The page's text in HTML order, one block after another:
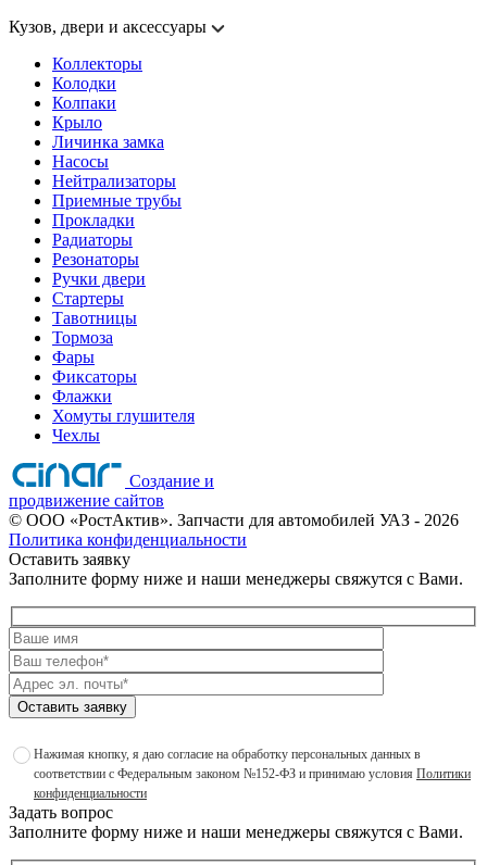
Кузов, двери и аксессуары
Коллекторы
Колодки
Колпаки
Крыло
Личинка замка
Насосы
Нейтрализаторы
Приемные трубы
Прокладки
Радиаторы
Резонаторы
Ручки двери
Стартеры
Тавотницы
Тормоза
Фары
Фиксаторы
Флажки
Хомуты глушителя
Чехлы
Создание и
продвижение сайтов
© ООО «РостАктив». Запчасти для автомобилей УАЗ - 2026
Политика конфиденциальности
Оставить заявку
Заполните форму ниже и наши менеджеры свяжутся с Вами.
Оставить заявку
Нажимая кнопку, я даю согласие на обработку персональных данных в
соответствии с Федеральным законом №152-ФЗ и принимаю условия Политики
конфиденциальности
Задать вопрос
Заполните форму ниже и наши менеджеры свяжутся с Вами.